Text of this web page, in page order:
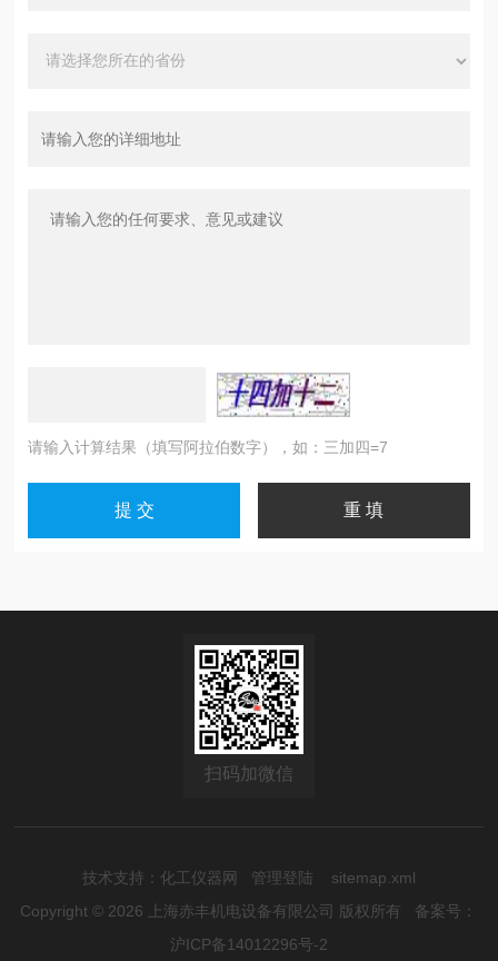
请输入计算结果（填写阿拉伯数字），如：三加四=7
扫码加微信
技术支持： 化工仪器网 管理登陆
sitemap.xml
Copyright © 2026 上海赤丰机电设备有限公司 版权所有 备案号：
沪ICP备14012296号-2